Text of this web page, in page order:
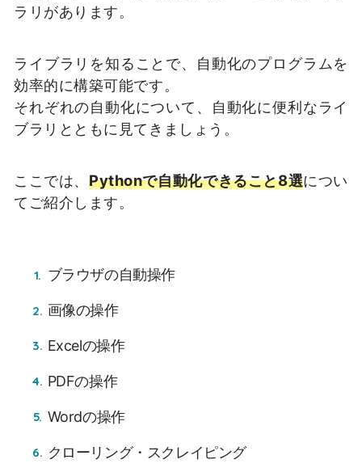
ラリがあります。
ライブラリを知ることで、自動化のプログラムを
効率的に構築可能です。
それぞれの自動化について、自動化に便利なライ
ブラリとともに見てきましょう。
ここでは、Pythonで自動化できること8選につい
てご紹介します。
ブラウザの自動操作
画像の操作
Excelの操作
PDFの操作
Wordの操作
クローリング・スクレイピング